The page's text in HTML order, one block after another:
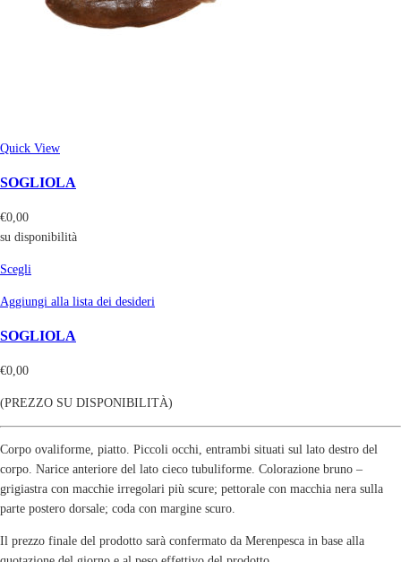
Quick View
SOGLIOLA
€0,00
su disponibilità
Scegli
Aggiungi alla lista dei desideri
SOGLIOLA
€0,00
(PREZZO SU DISPONIBILITÀ)
Corpo ovaliforme, piatto. Piccoli occhi, entrambi situati sul lato destro del
corpo. Narice anteriore del lato cieco tubuliforme. Colorazione bruno –
grigiastra con macchie irregolari più scure; pettorale con macchia nera sulla
parte postero dorsale; coda con margine scuro.
Il prezzo finale del prodotto sarà confermato da Merenpesca in base alla